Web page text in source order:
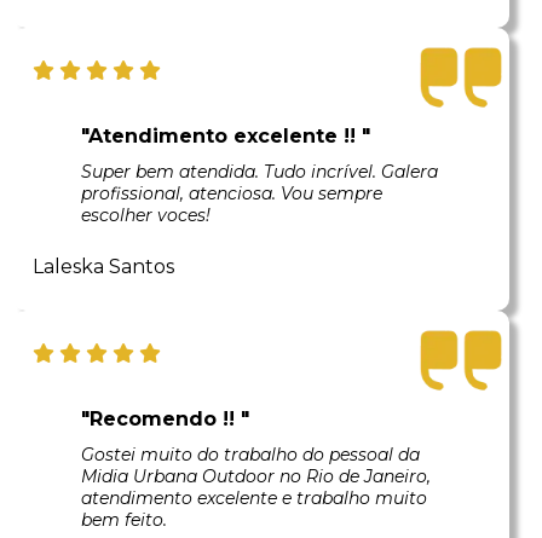
"Atendimento excelente !! "
Super bem atendida. Tudo incrível. Galera
profissional, atenciosa. Vou sempre
escolher voces!
Laleska Santos
"Recomendo !! "
Gostei muito do trabalho do pessoal da
Midia Urbana Outdoor no Rio de Janeiro,
atendimento excelente e trabalho muito
bem feito.